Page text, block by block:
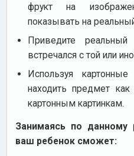
фрукт на
показывать на
Приведите
встречался с той или
Используя
находить предмет
картонным картинкам.
Занимаясь по
ваш ребенок сможет: